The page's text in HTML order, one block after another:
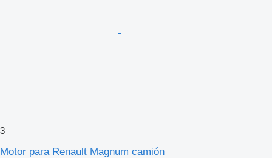
3
Motor para Renault Magnum camión